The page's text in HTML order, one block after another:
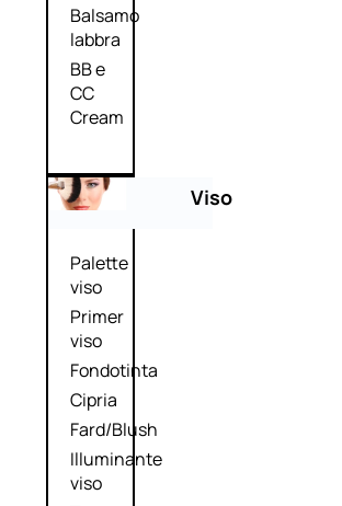
Balsamo
labbra
BB e
CC
Cream
Viso
Palette
viso
Primer
viso
Fondotinta
Cipria
Fard/Blush
Illuminante
viso